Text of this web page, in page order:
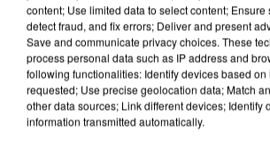
content; Use limited data to select content; Ensure
detect fraud, and fix errors; Deliver and present
Save and communicate privacy choices. These
process personal data such as IP address and
following functionalities: Identify devices based
requested; Use precise geolocation data; Match
other data sources; Link different devices; Identify
information transmitted automatically.